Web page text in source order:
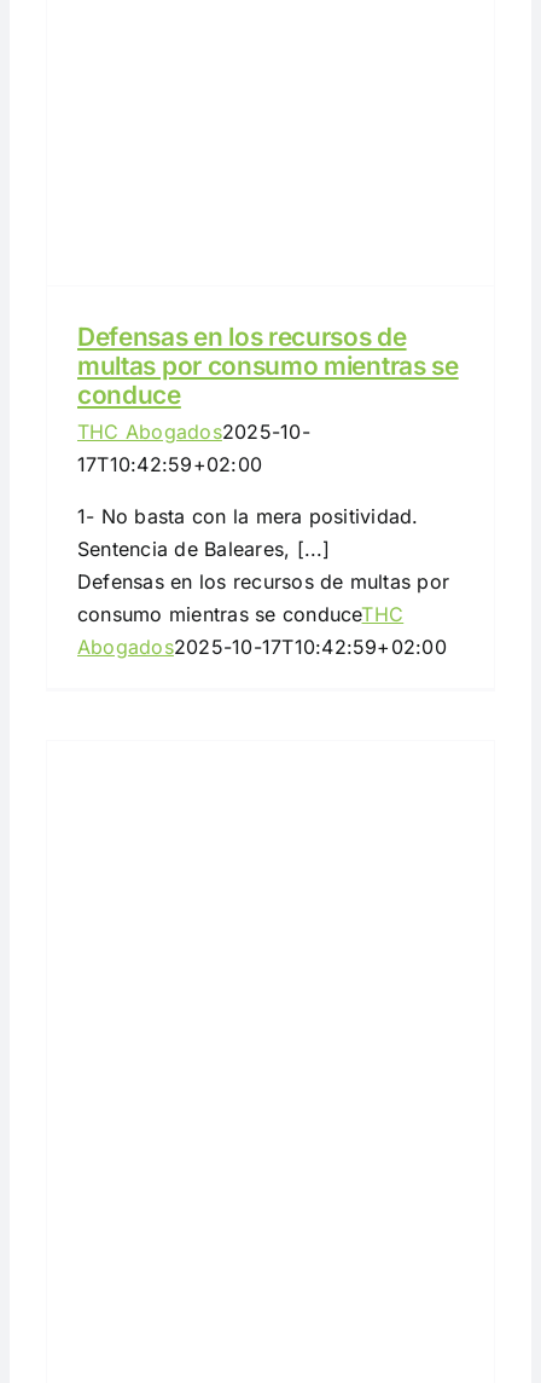
Defensas en los recursos de
multas por consumo mientras se
conduce
THC Abogados2025-10-
17T10:42:59+02:00
1- No basta con la mera positividad.
Sentencia de Baleares, [...]
Defensas en los recursos de multas por
consumo mientras se conduceTHC
Abogados2025-10-17T10:42:59+02:00